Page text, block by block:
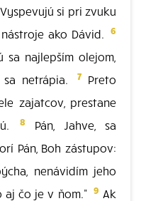
Vyspevujú si pri zvuku
ako Dávid. 6
sa najlepším olejom,
netrápia.
7Preto
zajatcov, prestane
8
Pán, Jahve, sa
Pán, Boh zástupov:
nenávidím jeho
aj čo je v ňom." 9 Ak